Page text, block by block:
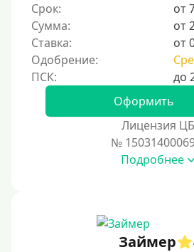
Цель
На Новый Год
Для исправления кредитной
На погашение других займов
До зарплаты
Срок:
от
Сумма:
от
Ставка:
от
Одобрение:
Оформить
Лицензия
№
Подробнее
Займер